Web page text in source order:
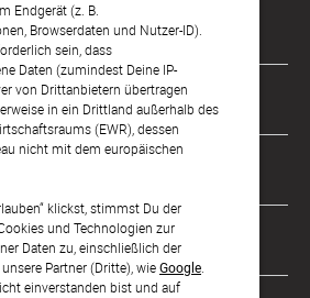
Endgerät (z. B.
Browserdaten und Nutzer-ID).
sein, dass
Daten (zumindest Deine IP-
von Drittanbietern übertragen
in ein Drittland außerhalb des
(EWR), dessen
nicht mit dem europäischen
klickst, stimmst Du der
und Technologien zur
Daten zu, einschließlich der
Partner (Dritte), wieGoogle
einverstanden bist und auf
Uhr